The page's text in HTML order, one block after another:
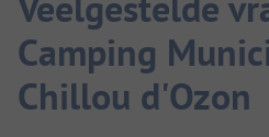
Camping
Chillou d'Ozon